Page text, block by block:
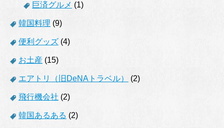
巨済グルメ (1)
韓国料理 (9)
便利グッズ (4)
お土産 (15)
エアトリ（旧DeNAトラベル） (2)
飛行機会社 (2)
韓国あるある (2)